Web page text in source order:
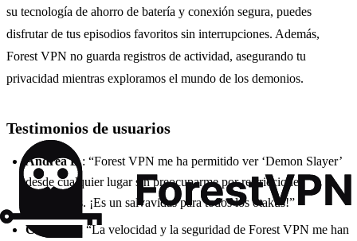
su tecnología de ahorro de batería y conexión segura, puedes
disfrutar de tus episodios favoritos sin interrupciones. Además,
Forest VPN no guarda registros de actividad, asegurando tu
privacidad mientras exploramos el mundo de los demonios.
Testimonios de usuarios
Andrea L.: “Forest VPN me ha permitido ver ‘Demon Slayer’
desde cualquier lugar sin preocuparme por restricciones
geográficas. ¡Es un salvavidas para todos los otakus!”
Carlos M.: “La velocidad y la seguridad de Forest VPN me han